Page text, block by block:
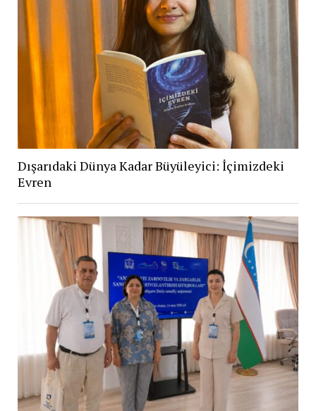
Dışarıdaki Dünya Kadar Büyüleyici: İçimizdeki
Evren